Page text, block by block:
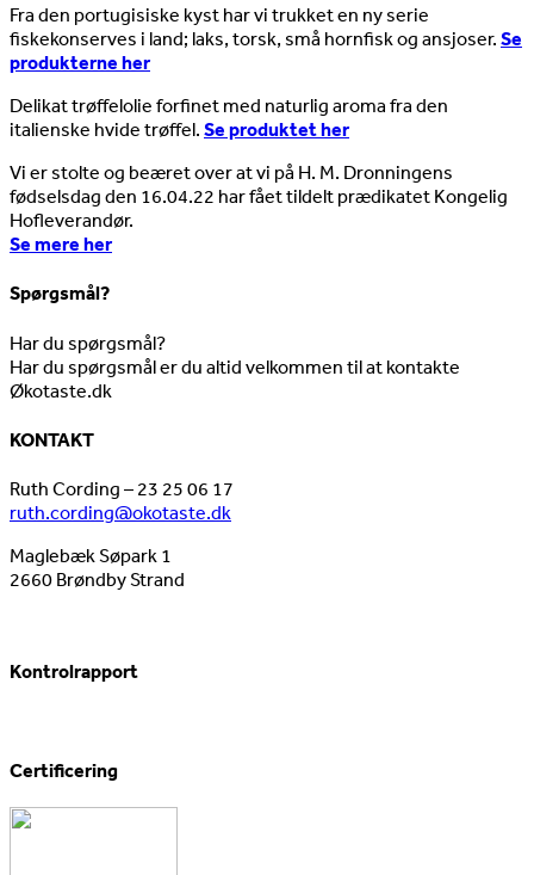
Fra den portugisiske kyst har vi trukket en ny serie
fiskekonserves i land; laks, torsk, små hornfisk og ansjoser. Se
produkterne her
Delikat trøffelolie forfinet med naturlig aroma fra den
italienske hvide trøffel. Se produktet her
Vi er stolte og beæret over at vi på H. M. Dronningens
fødselsdag den 16.04.22 har fået tildelt prædikatet Kongelig
Hofleverandør.
Se mere her
Spørgsmål?
Har du spørgsmål?
Har du spørgsmål er du altid velkommen til at kontakte
Økotaste.dk
KONTAKT
Ruth Cording – 23 25 06 17
ruth.cording@okotaste.dk
Maglebæk Søpark 1
2660 Brøndby Strand
Kontrolrapport
Certificering